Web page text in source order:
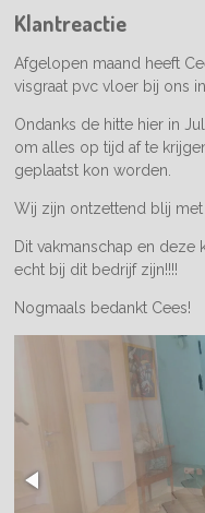
Klantreactie
Afgelopen maand heeft
visgraat pvc vloer bij ons
Ondanks de hitte hier in
om alles op tijd af te
geplaatst kon worden.
Wij zijn ontzettend blij met
Dit vakmanschap en
echt bij dit bedrijf zijn!!!!
Nogmaals bedankt Cees!